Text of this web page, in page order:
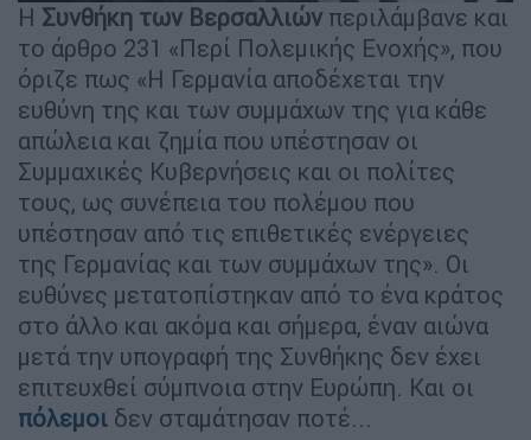
Η Συνθήκη των Βερσαλλιών περιλάμβανε και
το άρθρο 231 «Περί Πολεμικής Ενοχής», που
όριζε πως «Η Γερμανία αποδέχεται την
ευθύνη της και των συμμάχων της για κάθε
απώλεια και ζημία που υπέστησαν οι
Συμμαχικές Κυβερνήσεις και οι πολίτες
τους, ως συνέπεια του πολέμου που
υπέστησαν από τις επιθετικές ενέργειες
της Γερμανίας και των συμμάχων της». Οι
ευθύνες μετατοπίστηκαν από το ένα κράτος
στο άλλο και ακόμα και σήμερα, έναν αιώνα
μετά την υπογραφή της Συνθήκης δεν έχει
επιτευχθεί σύμπνοια στην Ευρώπη. Και οι
πόλεμοι δεν σταμάτησαν ποτέ...